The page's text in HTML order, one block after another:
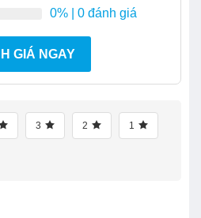
0% | 0 đánh giá
GIÁ NGAY
3 2 1